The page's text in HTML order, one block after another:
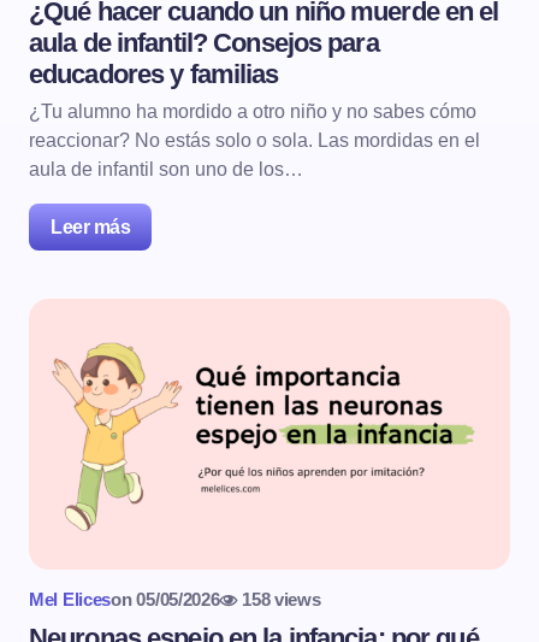
¿Qué hacer cuando un niño muerde en el
aula de infantil? Consejos para
educadores y familias
¿Tu alumno ha mordido a otro niño y no sabes cómo
reaccionar? No estás solo o sola. Las mordidas en el
aula de infantil son uno de los…
Leer más
Mel Eliceson 05/05/2026 158 views